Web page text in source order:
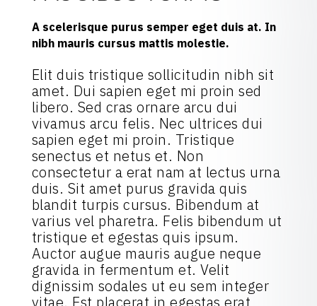
A scelerisque purus semper eget duis at. In
nibh mauris cursus mattis molestie.
Elit duis tristique sollicitudin nibh sit
amet. Dui sapien eget mi proin sed
libero. Sed cras ornare arcu dui
vivamus arcu felis. Nec ultrices dui
sapien eget mi proin. Tristique
senectus et netus et. Non
consectetur a erat nam at lectus urna
duis. Sit amet purus gravida quis
blandit turpis cursus. Bibendum at
varius vel pharetra. Felis bibendum ut
tristique et egestas quis ipsum.
Auctor augue mauris augue neque
gravida in fermentum et. Velit
dignissim sodales ut eu sem integer
vitae. Est placerat in egestas erat